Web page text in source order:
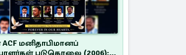
ACF மனிதாபிமானப்